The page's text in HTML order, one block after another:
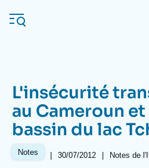
au
contenu
Navigation
principale
L'Ifri
L'insécurité
au Cameroun
bassin du lac
Notes |
Date
30/07/2012 | Références
Notes de